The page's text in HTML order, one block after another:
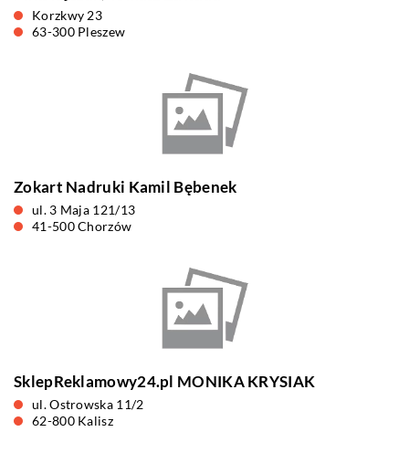
Korzkwy 23
63-300 Pleszew
Zokart Nadruki Kamil Bębenek
ul. 3 Maja 121/13
41-500 Chorzów
SklepReklamowy24.pl MONIKA KRYSIAK
ul. Ostrowska 11/2
62-800 Kalisz